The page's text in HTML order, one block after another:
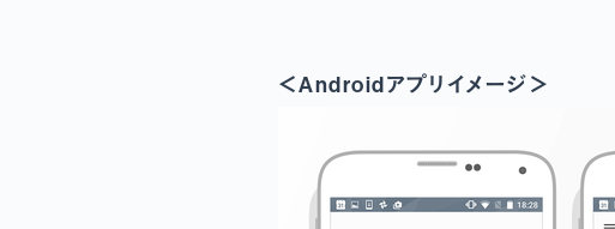
＜Androidアプリイメージ＞